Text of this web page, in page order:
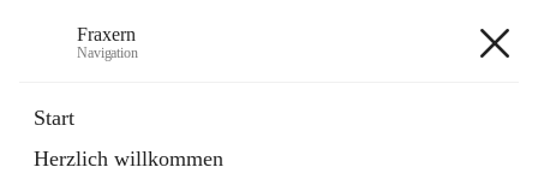
Fraxern
Navigation
Start
Herzlich willkommen